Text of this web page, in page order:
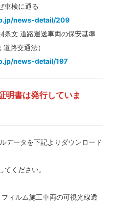
車検に通る
news-detail/209
条文 道路運送車両の保安基準
路交通法）
news-detail/197
明書は発行していま
データを下記よりダウンロード
ください。
ィルム施工車両の可視光線透